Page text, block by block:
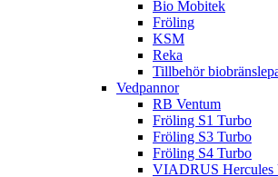
Bio Mobitek
Fröling
KSM
Reka
Tillbehör
Vedpannor
RB Ventum
Fröling S1 Turbo
Fröling S3 Turbo
Fröling S4 Turbo
VIADRUS Hercules